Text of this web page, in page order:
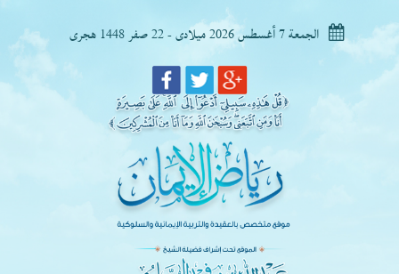
الجمعة 7 أغسطس 2026 ميلادى - 22 صفر 1448 هجرى